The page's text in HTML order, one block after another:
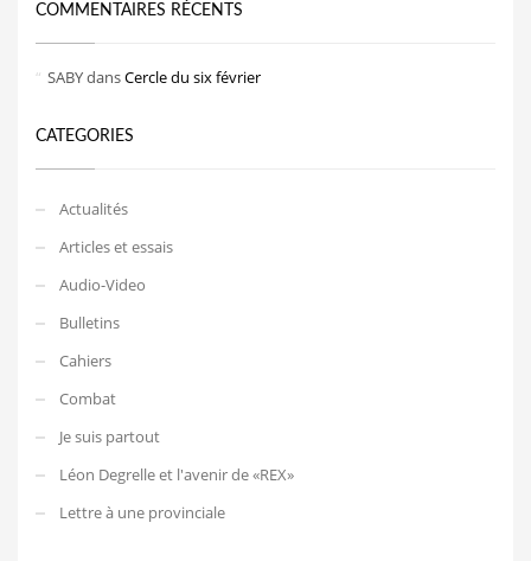
COMMENTAIRES RÉCENTS
SABYdansCercle du six février
CATEGORIES
Actualités
Articles et essais
Audio-Video
Bulletins
Cahiers
Combat
Je suis partout
Léon Degrelle et l'avenir de «REX»
Lettre à une provinciale